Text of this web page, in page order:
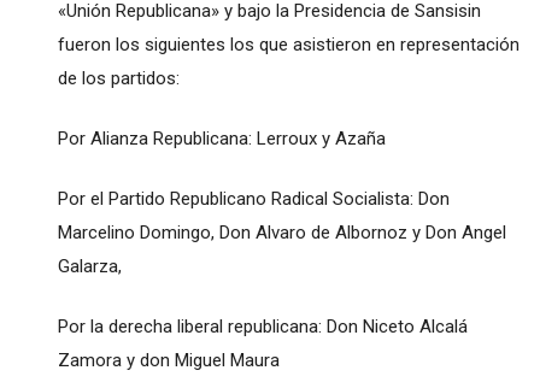
«Unión Republicana» y bajo la Presidencia de Sansisin
fueron los siguientes los que asistieron en representación
de los partidos:
Por Alianza Republicana: Lerroux y Azaña
Por el Partido Republicano Radical Socialista: Don
Marcelino Domingo, Don Alvaro de Albornoz y Don Angel
Galarza,
Por la derecha liberal republicana: Don Niceto Alcalá
Zamora y don Miguel Maura